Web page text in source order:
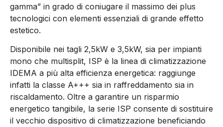
gamma” in grado di coniugare il massimo dei plus
tecnologici con elementi essenziali di grande effetto
estetico.
Disponibile nei tagli 2,5kW e 3,5kW, sia per impianti
mono che multisplit, ISP è la linea di climatizzazione
IDEMA a più alta efficienza energetica: raggiunge
infatti la classe A+++ sia in raffreddamento sia in
riscaldamento. Oltre a garantire un risparmio
energetico tangibile, la serie ISP consente di sostituire
il vecchio dispositivo di climatizzazione beneficiando